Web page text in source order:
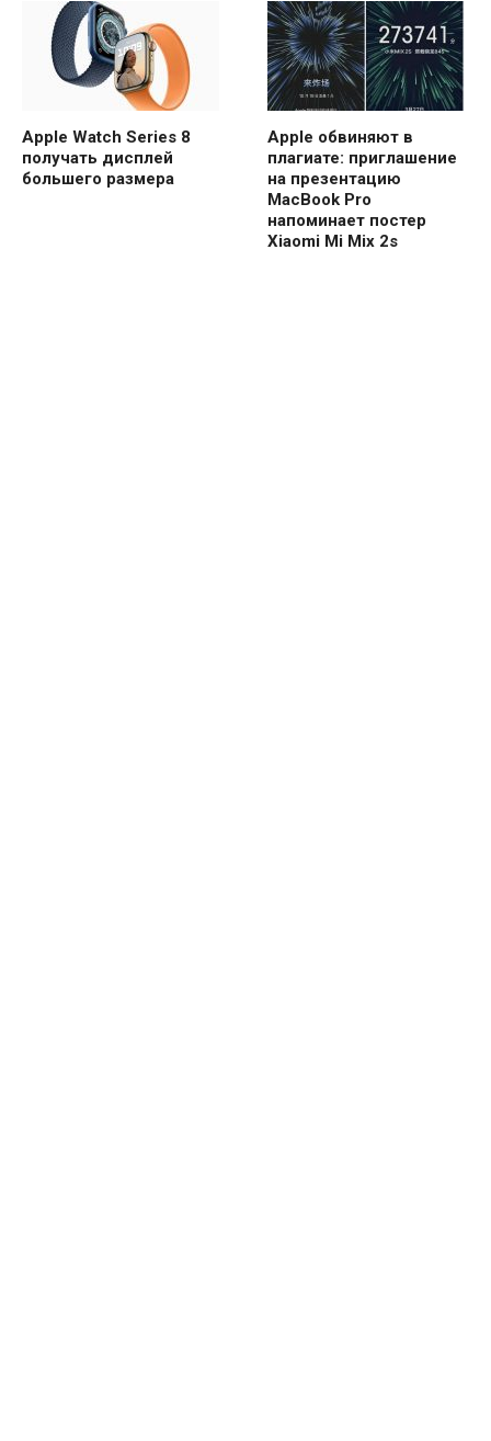
Apple Watch Series 8
получать дисплей
большего размера
Apple обвиняют в
плагиате: приглашение
на презентацию
MacBook Pro
напоминает постер
Xiaomi Mi Mix 2s